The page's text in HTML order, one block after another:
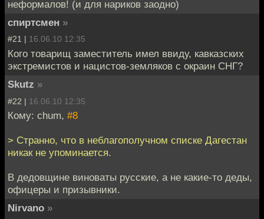
неформалов! (и для нариков заодно)
спиртсмен »
#21 | 16.06.10 12:35
Кого товарищ заместитель имел ввиду, кавказских
экстремистов и нацистов-земляков с окраин СНГ?
Skutz »
#22 | 16.06.10 12:35
Кому: chum, #8
> Странно, что в неблагополучном списке Дагестан
никак не упоминается.
В дедовщине виноваты русские, а не какие-то деды,
офицеры и призывники.
Nirvano »